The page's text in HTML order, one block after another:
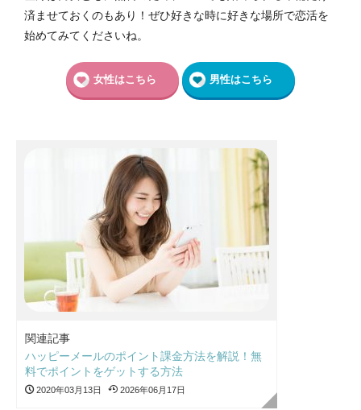
済ませておくのもあり！ぜひ好きな時に好きな場所で恋活を
始めてみてくださいね。
女性はこちら 男性はこちら
関連記事
ハッピーメールのポイント課金方法を解説！無
料でポイントをゲットする方法
2020年03月13日 2026年06月17日